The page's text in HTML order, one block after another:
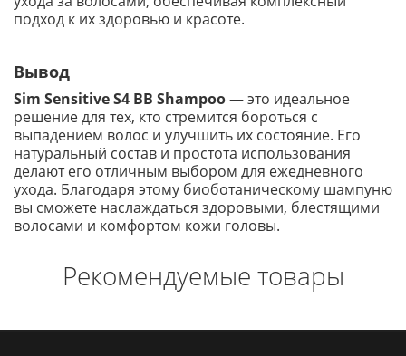
подход к их здоровью и красоте.
Вывод
Sim Sensitive S4 BB Shampoo— это идеальное
решение для тех, кто стремится бороться с
выпадением волос и улучшить их состояние. Его
натуральный состав и простота использования
делают его отличным выбором для ежедневного
ухода. Благодаря этому биоботаническому шампуню
вы сможете наслаждаться здоровыми, блестящими
волосами и комфортом кожи головы.
Рекомендуемые товары